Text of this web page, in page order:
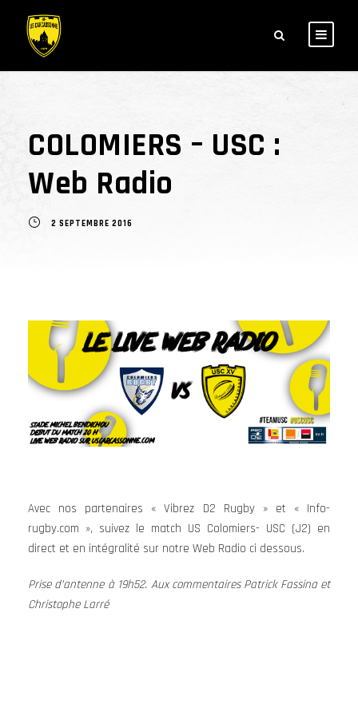
COLOMIERS – USC :
Web Radio
2 SEPTEMBRE 2016
Avec nos partenaires « Vibrez D2 Rugby » et « Info-
rugby.com », suivez le match US Colomiers- USC (J2) en
direct et en intégralité sur notre Web Radio ci dessous.
Prise d’antenne à 19h52. Aux commentaires Patrick Fassina et
Christophe Larré